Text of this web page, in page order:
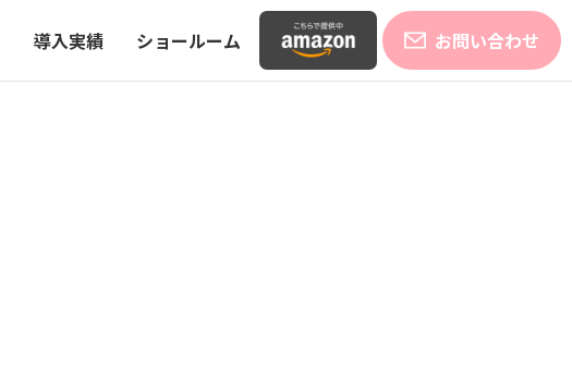
導入実績 ショールーム お問い合わせ